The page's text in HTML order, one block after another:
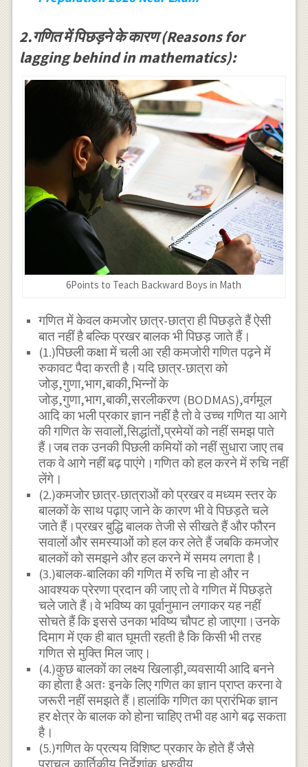
2.गणित में पिछड़ने के कारण (Reasons for
lagging behind in mathematics):
6Points to Teach Backward Boys in Math
गणित में केवल कमजोर छात्र-छात्रा ही पिछड़ते हैं ऐसी
बात नहीं है बल्कि प्रखर बालक भी पिछड़ जाते हैं।
(1.)पिछली कक्षा में चली आ रही कमजोरी गणित पढ़ने में
रुकावट पैदा करती है।यदि छात्र-छात्रा को
जोड़,गुणा,भाग,बाकी,भिन्नों के
जोड़,गुणा,भाग,बाकी,सरलीकरण (BODMAS),वर्गमूल
आदि का भली प्रकार ज्ञान नहीं है तो वे उच्च गणित या आगे
की गणित के सवालों,सिद्धांतों,प्रमेयों को नहीं समझ पाते
हैं।जब तक उनकी पिछली कमियों को नहीं सुधारा जाए तब
तक वे आगे नहीं बढ़ पाएंगे।गणित को हल करने में रुचि नहीं
लेंगे।
(2.)कमजोर छात्र-छात्राओं को प्रखर व मध्यम स्तर के
बालकों के साथ पढ़ाए जाने के कारण भी वे पिछड़ते चले
जाते हैं।प्रखर बुद्धि बालक तेजी से सीखते हैं और फौरन
सवालों और समस्याओं को हल कर लेते हैं जबकि कमजोर
बालकों को समझने और हल करने में समय लगता है।
(3.)बालक-बालिका की गणित में रुचि ना हो और न
आवश्यक प्रेरणा प्रदान की जाए तो वे गणित में पिछड़ते
चले जाते हैं।वे भविष्य का पूर्वानुमान लगाकर यह नहीं
सोचते हैं कि इससे उनका भविष्य चौपट हो जाएगा।उनके
दिमाग में एक ही बात घूमती रहती है कि किसी भी तरह
गणित से मुक्ति मिल जाए।
(4.)कुछ बालकों का लक्ष्य खिलाड़ी,व्यवसायी आदि बनने
का होता है अतः इनके लिए गणित का ज्ञान प्राप्त करना वे
जरूरी नहीं समझते हैं।हालांकि गणित का प्रारंभिक ज्ञान
हर क्षेत्र के बालक को होना चाहिए तभी वह आगे बढ़ सकता
है।
(5.)गणित के प्रत्यय विशिष्ट प्रकार के होते हैं जैसे